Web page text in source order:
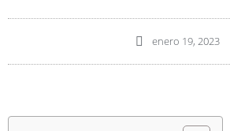
enero 19, 2023